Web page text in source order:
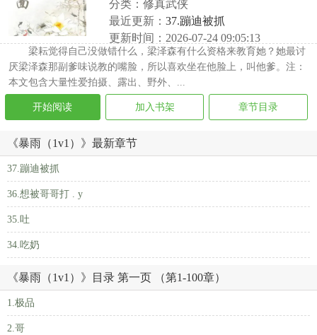
分类：修真武侠
最近更新： 37.蹦迪被抓
更新时间：2026-07-24 09:05:13
梁耘觉得自己没做错什么，梁泽森有什么资格来教育她？她最讨
厌梁泽森那副爹味说教的嘴脸，所以喜欢坐在他脸上，叫他爹。注：
本文包含大量性爱拍摄、露出、野外、...
开始阅读 加入书架 章节目录
《暴雨（1v1）》最新章节
37.蹦迪被抓
36.想被哥哥打 . у
35.吐
34.吃奶
《暴雨（1v1）》目录 第一页 （第1-100章）
1.极品
2.哥